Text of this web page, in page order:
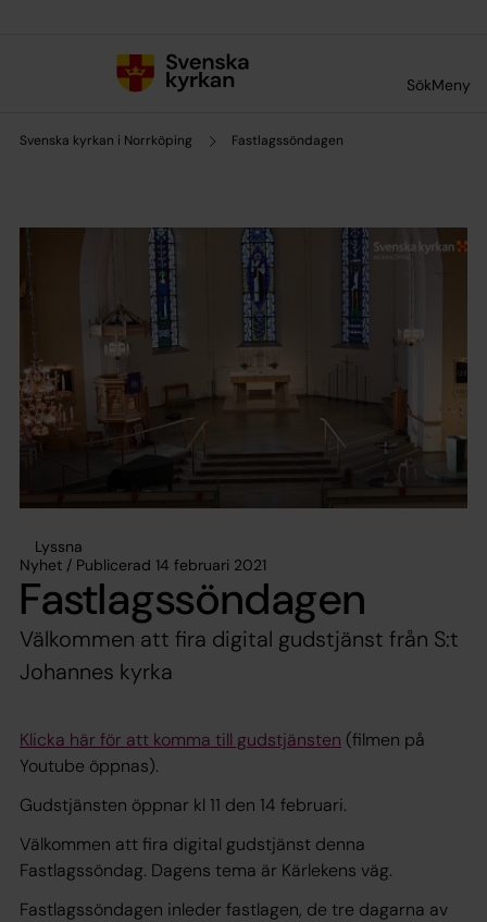
SökMeny
Svenska kyrkan i Norrköping Fastlagssöndagen
Lyssna
Nyhet / Publicerad 14 februari 2021
Fastlagssöndagen
Välkommen att fira digital gudstjänst från S:t
Johannes kyrka
Klicka här för att komma till gudstjänsten (filmen på
Youtube öppnas).
Gudstjänsten öppnar kl 11 den 14 februari.
Välkommen att fira digital gudstjänst denna
Fastlagssöndag. Dagens tema är Kärlekens väg.
Fastlagssöndagen inleder fastlagen, de tre dagarna av